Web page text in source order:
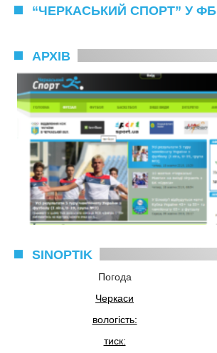
“ЧЕРКАСЬКИЙ СПОРТ” У ФБ
АРХІВ
SINOPTIK
Погода
Черкаси
вологість:
тиск: